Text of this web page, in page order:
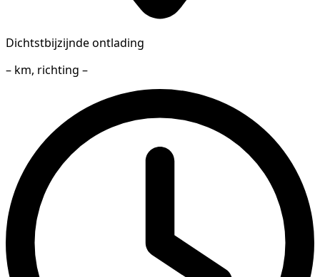
Dichtstbijzijnde ontlading
– km, richting –